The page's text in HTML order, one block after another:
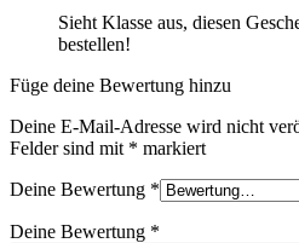
Sieht Klasse aus, diesen
bestellen!
Füge deine Bewertung hinzu
Deine E-Mail-Adresse wird nicht
Felder sind mit * markiert
Deine Bewertung *
Deine Bewertung *